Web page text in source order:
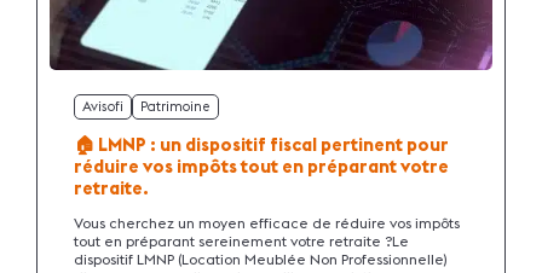
Avisofi Patrimoine
🏠 LMNP : un dispositif fiscal pertinent pour
réduire vos impôts tout en préparant votre
retraite.
Vous cherchez un moyen efficace de réduire vos impôts
tout en préparant sereinement votre retraite ?Le
dispositif LMNP (Location Meublée Non Professionnelle)